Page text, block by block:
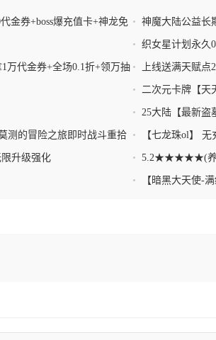
金券+boss爆充值卡+神龙免 • 神魔大陆公益长
• 织女星计划永久
万代金券+全场0.1折+领万抽 • 上线送满天赋
• 二次元卡牌【天
送送代金券+万元
• 25大陆【最新盗
直接起飞 一切全靠
测的冒险之旅即时战斗重拾 • 【七龙珠ol】
升级强化 • 5.2★★★★★(养
•
【暗黑大天使-